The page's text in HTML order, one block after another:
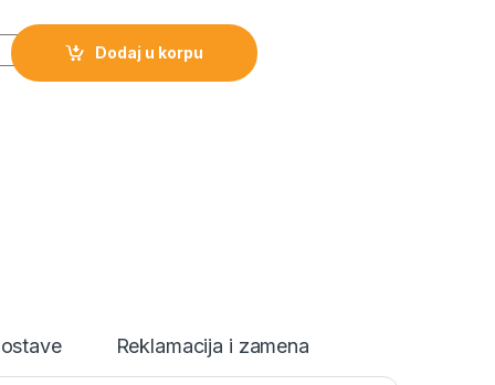
26-399711 količina
Dodaj u korpu
Reklamacija i zamena